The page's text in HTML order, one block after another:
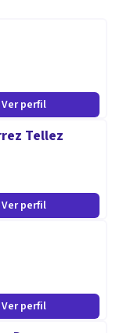
vulnerabilidad
Ver perfil
Tellez
Ver perfil
Ver perfil